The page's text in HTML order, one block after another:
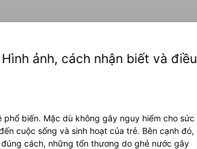
ảnh, cách nhận biết và điều
phổ biến. Mặc dù không gây nguy hiểm cho sức
cuộc sống và sinh hoạt của trẻ. Bên cạnh đó,
cách, những tổn thương do ghẻ nước gây